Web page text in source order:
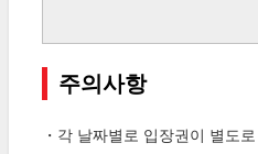
주의사항
・각 날짜별로 입장권이 별도